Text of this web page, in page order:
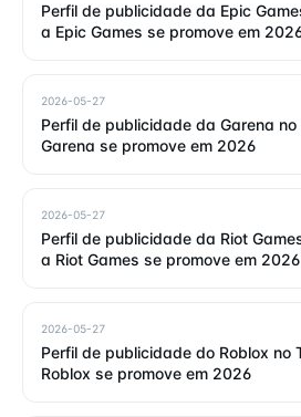
Perfil de publicidade da Epic
a Epic Games se promove em
2026-05-27
Perfil de publicidade da Garena no
Garena se promove em 2026
2026-05-27
Perfil de publicidade da Riot
a Riot Games se promove em 2026
2026-05-27
Perfil de publicidade do Roblox no
Roblox se promove em 2026